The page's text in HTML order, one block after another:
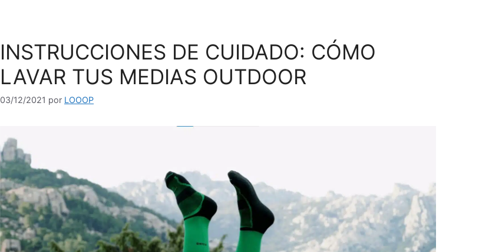
INSTRUCCIONES DE CUIDADO: CÓMO
LAVAR TUS MEDIAS OUTDOOR
03/12/2021 por LOOOP